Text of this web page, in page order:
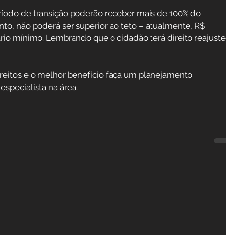
de transição poderão receber mais de 100% do
não poderá ser superior ao teto – atualmente, R$
mínimo. Lembrando que o cidadão terá direito reajuste
e o melhor benefício faça um planejamento
na área.